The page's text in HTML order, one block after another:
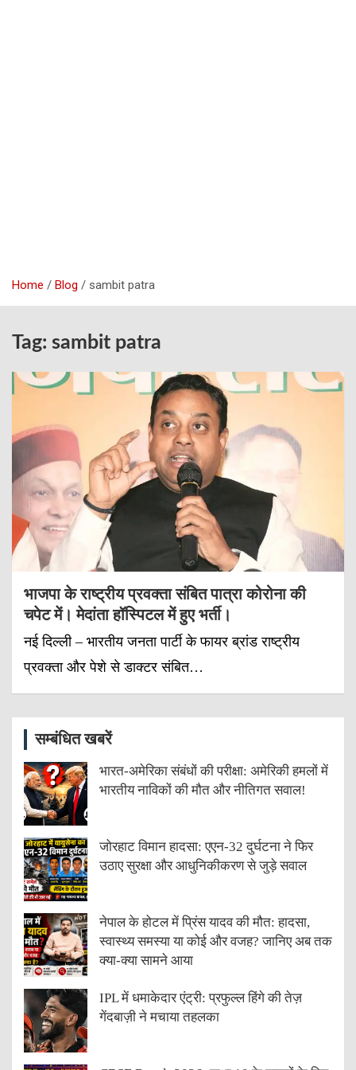
Home Blog sambit patra
Tag: sambit patra
भाजपा के राष्ट्रीय प्रवक्ता संबित पात्रा कोरोना की
चपेट में। मेदांता हॉस्पिटल में हुए भर्ती।
नई दिल्ली – भारतीय जनता पार्टी के फायर ब्रांड राष्ट्रीय
प्रवक्ता और पेशे से डाक्टर संबित…
सम्बंधित खबरें
भारत-अमेरिका संबंधों की परीक्षा: अमेरिकी हमलों में
भारतीय नाविकों की मौत और नीतिगत सवाल!
जोरहाट विमान हादसा: एएन-32 दुर्घटना ने फिर
उठाए सुरक्षा और आधुनिकीकरण से जुड़े सवाल
नेपाल के होटल में प्रिंस यादव की मौत: हादसा,
स्वास्थ्य समस्या या कोई और वजह? जानिए अब तक
क्या-क्या सामने आया
IPL में धमाकेदार एंट्री: प्रफुल्ल हिंगे की तेज़
गेंदबाज़ी ने मचाया तहलका